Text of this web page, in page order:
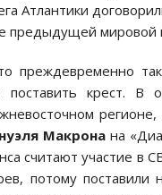
Атлантики
предыдущей мировой
преждевременно
поставить крест. В
Макрона на
считают участие
потому